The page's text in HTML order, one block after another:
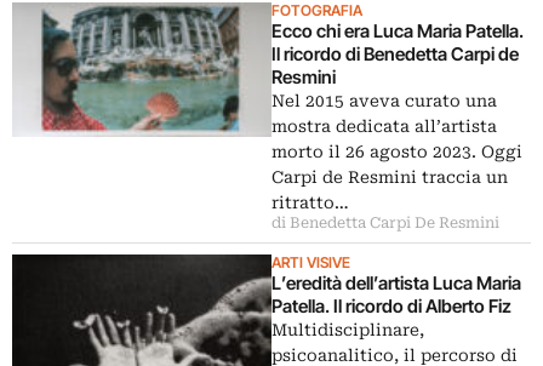
FOTOGRAFIA
Ecco chi era Luca Maria Patella.
Il ricordo di Benedetta Carpi de
Resmini
Nel 2015 aveva curato una
mostra dedicata all’artista
morto il 26 agosto 2023. Oggi
Carpi de Resmini traccia un
ritratto…
di Benedetta Carpi De Resmini
ARTI VISIVE
L’eredità dell’artista Luca Maria
Patella. Il ricordo di Alberto Fiz
Multidisciplinare,
psicoanalitico, il percorso di